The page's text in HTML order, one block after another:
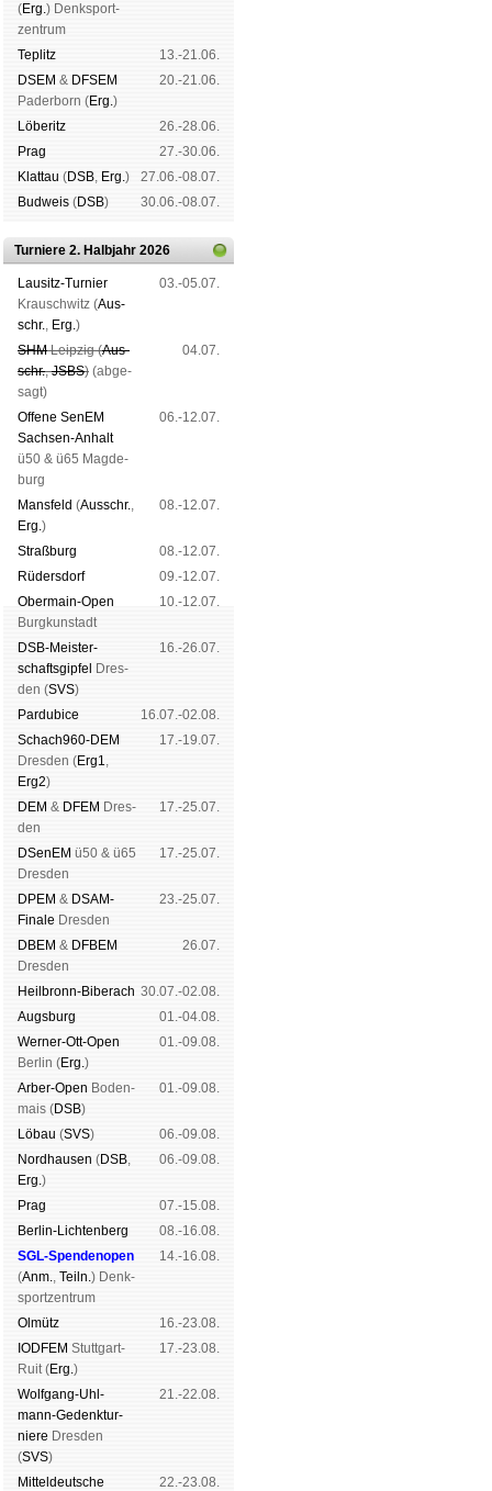
(Erg.) Denk­sport­
zen­trum
Tep­litz
13.-21.06.
DSEM & DFSEM
Pader­born (Erg.)
20.-21.06.
Lö­be­ritz
26.-28.06.
Prag
27.-30.06.
Klat­tau (DSB, Erg.)
27.06.-08.07.
Bud­weis (DSB) 30.06.-08.07.
Turniere 2. Halbjahr 2026
Lau­sitz-Tur­nier
Krausch­witz (Aus­
schr., Erg.)
03.-05.07.
SHMLeip­zig (Aus­
schr.,JSBS) (ab­ge­
sagt)
04.07.
Offene SenEM
Sach­sen-An­halt
ü50 & ü65 Mag­de­
burg
06.-12.07.
Mans­feld (Aus­schr.,
Erg.)
08.-12.07.
Straß­burg
08.-12.07.
Rüders­dorf
09.-12.07.
Ober­main-Open
Burg­kun­stadt
10.-12.07.
DSB-Meister­
schafts­gipfel
Dres­
den (SVS)
16.-26.07.
Pardu­bice
16.07.-02.08.
Schach960-DEM
Dres­den (Erg1,
Erg2)
17.-19.07.
DEM & DFEM Dres­
den
17.-25.07.
DSenEM ü50 & ü65
Dres­den
17.-25.07.
DPEM & DSAM-
Finale Dres­den
23.-25.07.
DBEM & DFBEM
Dres­den
26.07.
Heil­bronn-Bi­ber­ach 30.07.-02.08.
Augs­burg
01.-04.08.
Werner-Ott-Open
Ber­lin (Erg.)
01.-09.08.
Arber-Open Boden­
mais (DSB)
01.-09.08.
Lö­bau (SVS)
06.-09.08.
Nord­hau­sen (DSB,
Erg.)
06.-09.08.
Prag
07.-15.08.
Berlin-Lich­ten­berg
08.-16.08.
SGL-Spenden­open
(Anm., Teiln.) Denk­
sport­zen­trum
14.-16.08.
Ol­mütz
16.-23.08.
IODFEM Stutt­gart-
Ruit (Erg.)
17.-23.08.
Wolf­gang-Uhl­
mann-Ge­denk­tur­
niere Dres­den
(SVS)
21.-22.08.
Mit­tel­deu­tsche 22.-23.08.